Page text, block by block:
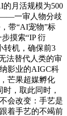
的月活规模为500
一审人物分歧
带“AI宠物”标
摸索“IP 衍
转机，确保前3
法替代人类的审
影业的AIGC科
芒果超媒孵化
，取此同时，
会改变：手艺是
着手艺的不竭前